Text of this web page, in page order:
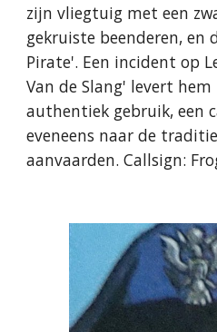
zijn vliegtuig met een
gekruiste beenderen, en
Pirate'. Een incident op
Van de Slang' levert
authentiek gebruik, een
eveneens naar de
aanvaarden. Callsign: